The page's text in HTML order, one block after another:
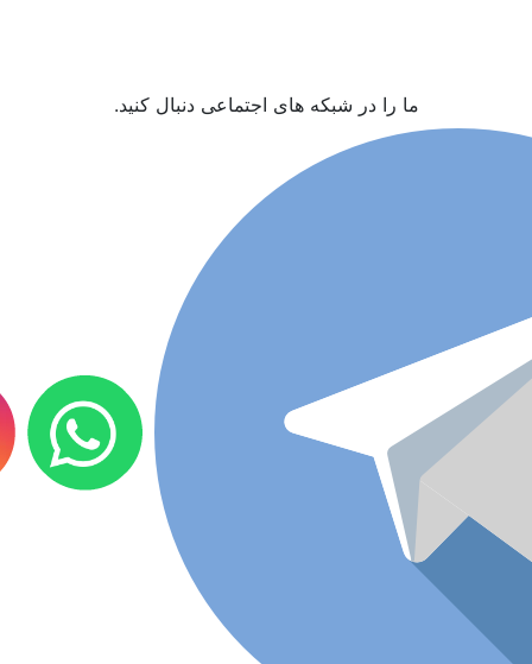
ما را در شبکه های اجتماعی دنبال کنید.